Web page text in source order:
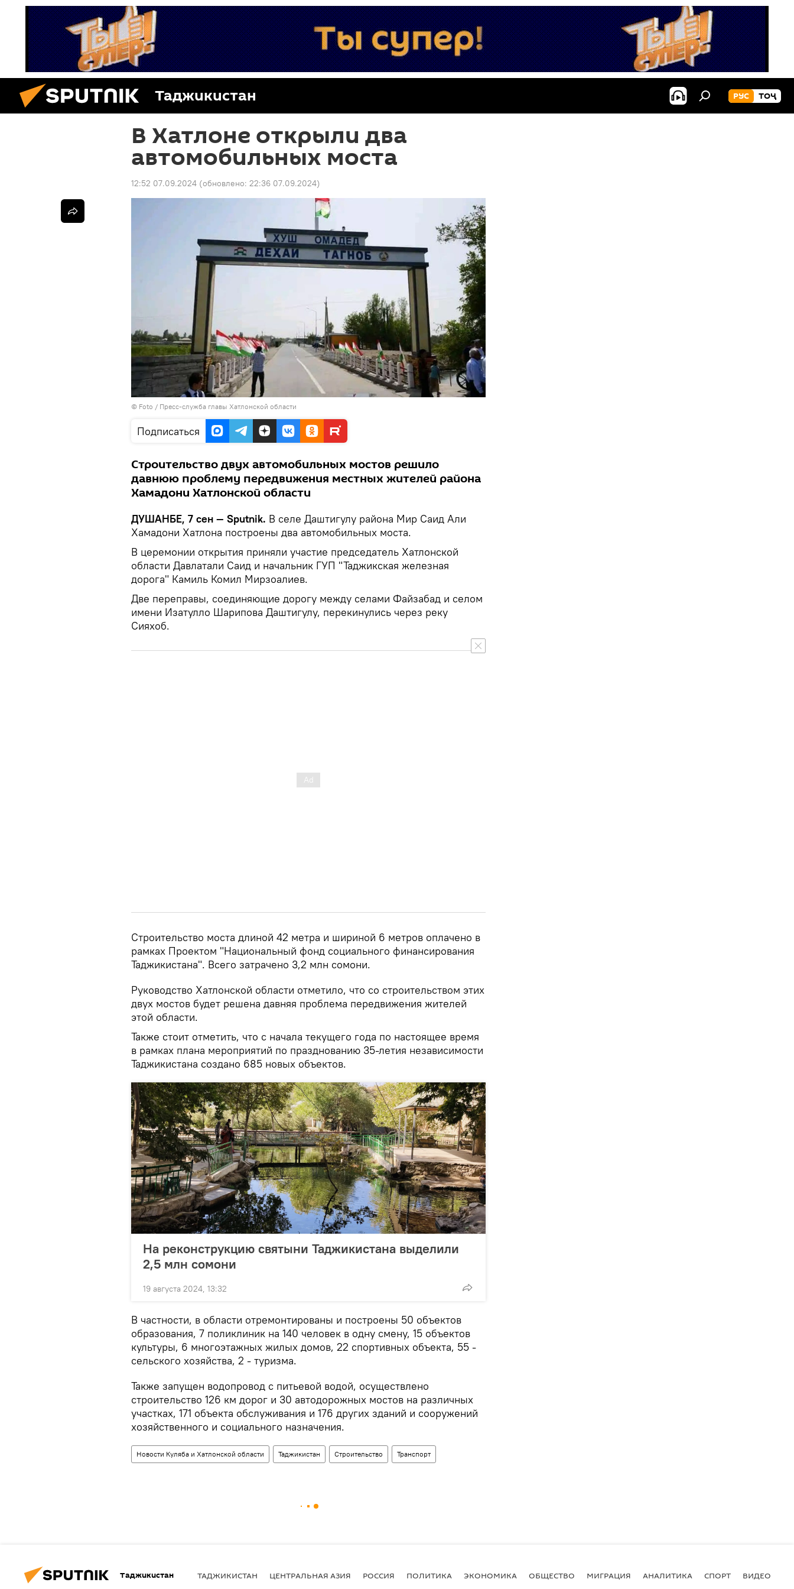
Таджикистан РУС ТОҶ
В Хатлоне открыли два
автомобильных моста
12:52 07.09.2024 (обновлено: 22:36 07.09.2024)
© Foto / Пресс-служба главы Хатлонской области
Подписаться
Строительство двух автомобильных мостов решило
давнюю проблему передвижения местных жителей района
Хамадони Хатлонской области
ДУШАНБЕ, 7 сен — Sputnik. В селе Даштигулу района Мир Саид Али
Хамадони Хатлона построены два автомобильных моста.
В церемонии открытия приняли участие председатель Хатлонской
области Давлатали Саид и начальник ГУП "Таджикская железная
дорога" Камиль Комил Мирзоалиев.
Две переправы, соединяющие дорогу между селами Файзабад и селом
имени Изатулло Шарипова Даштигулу, перекинулись через реку
Сияхоб.
Строительство моста длиной 42 метра и шириной 6 метров оплачено в
рамках Проектом "Национальный фонд социального финансирования
Таджикистана". Всего затрачено 3,2 млн сомони.
Руководство Хатлонской области отметило, что со строительством этих
двух мостов будет решена давняя проблема передвижения жителей
этой области.
Также стоит отметить, что с начала текущего года по настоящее время
в рамках плана мероприятий по празднованию 35-летия независимости
Таджикистана создано 685 новых объектов.
На реконструкцию святыни Таджикистана выделили
2,5 млн сомони
19 августа 2024, 13:32
В частности, в области отремонтированы и построены 50 объектов
образования, 7 поликлиник на 140 человек в одну смену, 15 объектов
культуры, 6 многоэтажных жилых домов, 22 спортивных объекта, 55 -
сельского хозяйства, 2 - туризма.
Также запущен водопровод с питьевой водой, осуществлено
строительство 126 км дорог и 30 автодорожных мостов на различных
участках, 171 объекта обслуживания и 176 других зданий и сооружений
хозяйственного и социального назначения.
Новости Куляба и Хатлонской области Таджикистан Строительство Транспорт
Таджикистан ТАДЖИКИСТАН ЦЕНТРАЛЬНАЯ АЗИЯ РОССИЯ ПОЛИТИКА ЭКОНОМИКА ОБЩЕСТВО МИГРАЦИЯ АНАЛИТИКА СПОРТ ВИДЕО